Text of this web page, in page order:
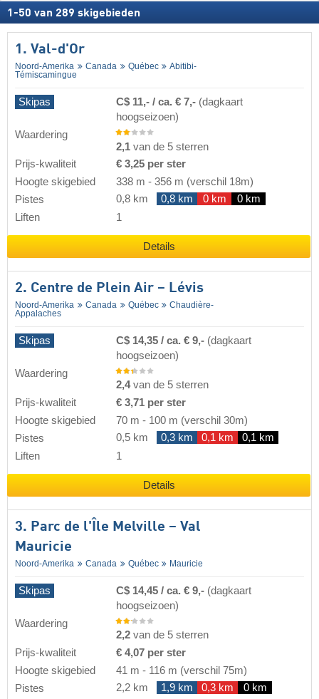
1 -50 van 289 skigebieden
1. Val-d'Or
Noord-Amerika Canada Québec
Abitibi-
Témiscamingue
Skipas C$ 11,- / ca. € 7,- (dagkaart
hoogseizoen)
Waardering
2,1 van de 5 sterren
Prijs-kwaliteit
€ 3,25 per ster
Hoogte skigebied
338 m - 356 m (verschil 18m)
Pistes
0,8 km 0,8 km 0 km
0 km
Liften
1
Details
2. Centre de Plein Air – Lévis
Noord-Amerika Canada Québec
Chaudière-
Appalaches
Skipas C$ 14,35 / ca. € 9,- (dagkaart
hoogseizoen)
Waardering
2,4van de 5 sterren
Prijs-kwaliteit
€ 3,71 per ster
Hoogte skigebied
70 m - 100 m (verschil 30m)
Pistes
0,5 km 0,3 km 0,1 km
0,1 km
Liften
1
Details
3. Parc de l'Île Melville – Val
Mauricie
Noord-Amerika Canada Québec Mauricie
Skipas C$ 14,45 / ca. € 9,- (dagkaart
hoogseizoen)
Waardering
2,2 van de 5 sterren
Prijs-kwaliteit
€ 4,07 per ster
Hoogte skigebied
41 m - 116 m (verschil 75m)
Pistes
2,2 km 1,9 km 0,3 km
0 km